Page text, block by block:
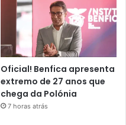
Oficial! Benfica apresenta
extremo de 27 anos que
chega da Polónia
7 horas atrás